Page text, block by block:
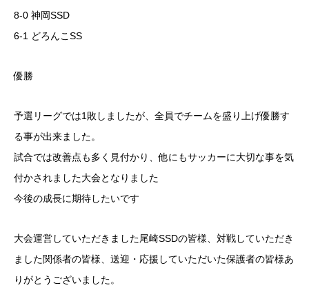
8-0 神岡SSD
6-1 どろんこSS
優勝
予選リーグでは1敗しましたが、全員でチームを盛り上げ優勝す
る事が出来ました。
試合では改善点も多く見付かり、他にもサッカーに大切な事を気
付かされました大会となりました️
今後の成長に期待したいです
大会運営していただきました尾崎SSDの皆様、対戦していただき
ました関係者の皆様、送迎・応援していただいた保護者の皆様あ
りがとうございました。